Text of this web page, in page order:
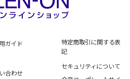
ガイド
合わせ
特定商取引に関する表
記
セキュリティについて